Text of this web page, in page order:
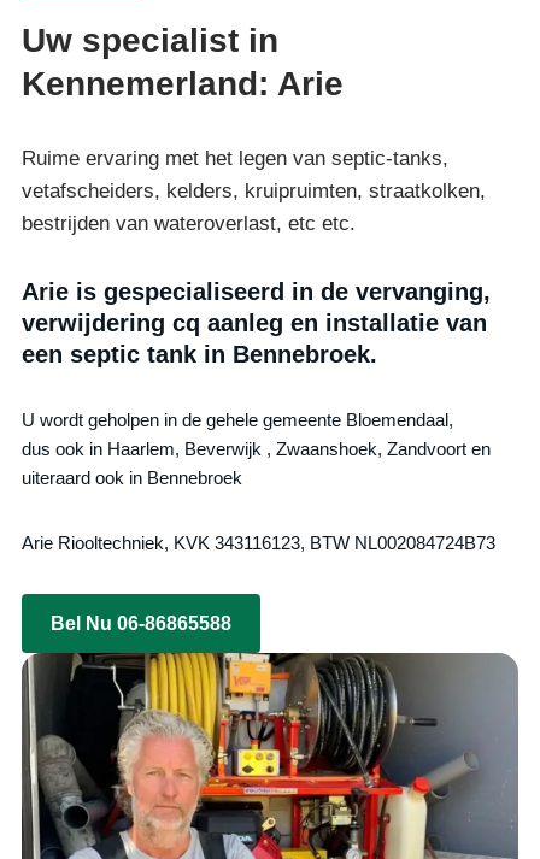
Uw specialist in
Kennemerland: Arie
Ruime ervaring met het legen van septic-tanks,
vetafscheiders, kelders, kruipruimten, straatkolken,
bestrijden van wateroverlast, etc etc.
Arie is gespecialiseerd in de vervanging,
verwijdering cq aanleg en installatie van
een septic tank in Bennebroek.
U wordt geholpen in de gehele gemeente Bloemendaal,
dus ook in Haarlem, Beverwijk , Zwaanshoek, Zandvoort en
uiteraard ook in Bennebroek
Arie Riooltechniek, KVK 343116123, BTW NL002084724B73
Bel Nu 06-86865588